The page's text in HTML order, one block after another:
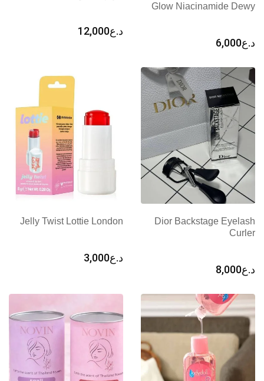
Glow Niacinamide Dewy
د.ع6,000
د.ع12,000
Dior Backstage Eyelash
Curler
د.ع8,000
Jelly Twist Lottie London
د.ع3,000